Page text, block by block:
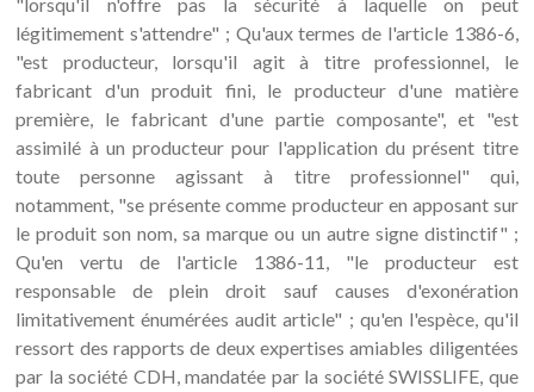
légitimement s'attendre" ; Qu'aux termes de l'article 1386-6,
"est producteur, lorsqu'il agit à titre professionnel, le
fabricant d'un produit fini, le producteur d'une matière
première, le fabricant d'une partie composante", et "est
assimilé à un producteur pour l'application du présent titre
toute personne agissant à titre professionnel" qui,
notamment, "se présente comme producteur en apposant sur
le produit son nom, sa marque ou un autre signe distinctif" ;
Qu'en vertu de l'article 1386-11, "le producteur est
responsable de plein droit sauf causes d'exonération
limitativement énumérées audit article" ; qu'en l'espèce, qu'il
ressort des rapports de deux expertises amiables diligentées
par la société CDH, mandatée par la société SWISSLIFE, que